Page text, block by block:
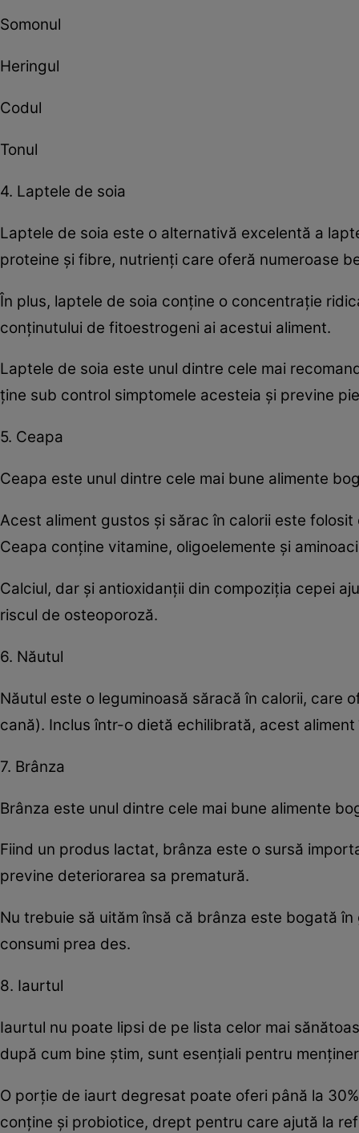
Somonul
Heringul
Codul
Tonul
4. Laptele de soia
Laptele de soia este o alternativă excelentă a
proteine şi fibre, nutrienţi care oferă numeroase
În plus, laptele de soia conţine o concentraţie
conţinutului de fitoestrogeni ai acestui aliment.
Laptele de soia este unul dintre cele mai
ţine sub control simptomele acesteia şi previne
5. Ceapa
Ceapa este unul dintre cele mai bune alimente
Acest aliment gustos şi sărac în calorii este
Ceapa conţine vitamine, oligoelemente şi
Calciul, dar şi antioxidanţii din compoziţia cepei
riscul de osteoporoză.
6. Năutul
Năutul este o leguminoasă săracă în calorii, care
cană). Inclus într-o dietă echilibrată, acest
7. Brânza
Brânza este unul dintre cele mai bune alimente
Fiind un produs lactat, brânza este o sursă
previne deteriorarea sa prematură.
Nu trebuie să uităm însă că brânza este bogată
consumi prea des.
8. Iaurtul
Iaurtul nu poate lipsi de pe lista celor mai
după cum bine ştim, sunt esenţiali pentru
O porţie de iaurt degresat poate oferi până la
conţine şi probiotice, drept pentru care ajută la